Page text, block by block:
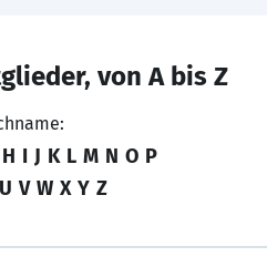
von A bis Z
H I J K L M N O P
U V W X Y Z